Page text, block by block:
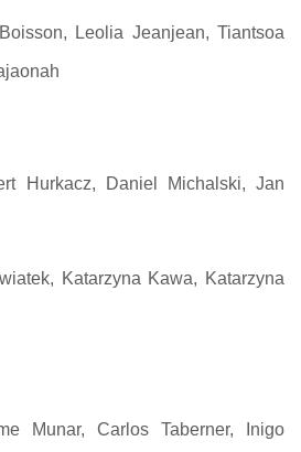
Leolia Jeanjean, Tiantsoa
Hurkacz, Daniel Michalski, Jan
Katarzyna Kawa, Katarzyna
Munar, Carlos Taberner, Inigo